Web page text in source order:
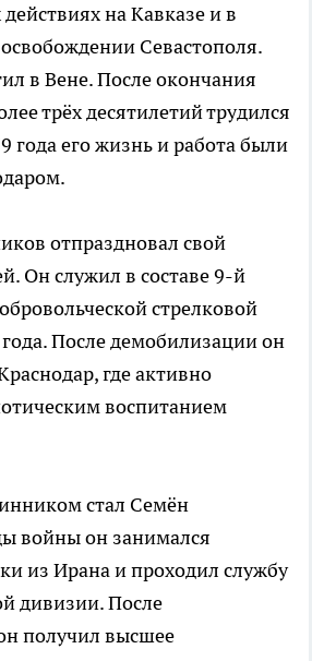
на Кавказе и в
Севастополя.
в Вене. После окончания
трёх десятилетий трудился
года его жизнь и работа были
отпраздновал свой
Он служил в составе 9-й
стрелковой
После демобилизации он
где активно
воспитанием
стал Семён
войны он занимался
из Ирана и проходил службу
дивизии. После
получил высшее